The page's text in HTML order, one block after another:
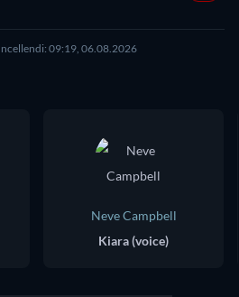
09:19, 06.08.2026
Neve Campbell
Kiara (voice)